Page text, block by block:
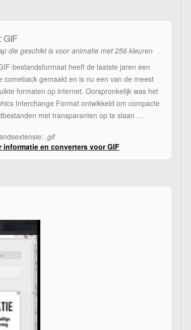
GIF
die geschikt is voor animatie met 256 kleuren
bestandsformaat heeft de laatste jaren een
comeback gemaakt en is nu een van de meest
formaten op internet. Oorspronkelijk was het
Interchange Format ontwikkeld om compacte
met transparanten op te slaan …
.gif
informatie en converters voor GIF